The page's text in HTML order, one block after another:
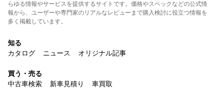
らゆる情報やサービスを提供するサイトです。価格やスペックなどの公式情
報から、ユーザーや専門家のリアルなレビューまで購入検討に役立つ情報を
多く掲載しています。
知る
カタログ
ニュース オリジナル記事
買う・売る
中古車検索
新車見積り 車買取